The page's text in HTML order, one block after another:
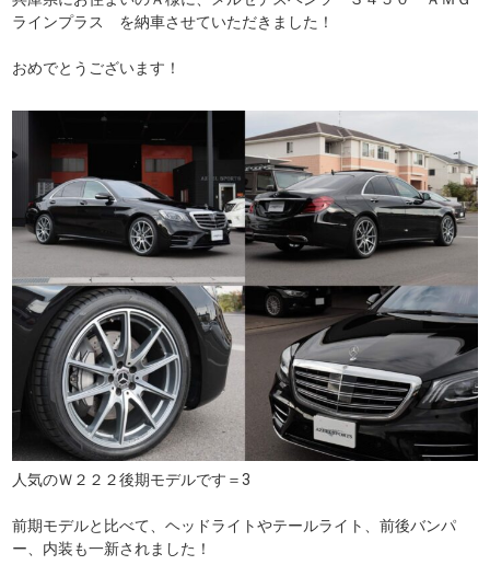
ラインプラス を納車させていただきました！
おめでとうございます！
人気のＷ２２２後期モデルです＝3
前期モデルと比べて、ヘッドライトやテールライト、前後バンパ
ー、内装も一新されました！